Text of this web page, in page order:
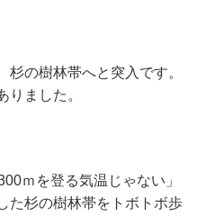
杉の樹林帯へと突入です。
りました。
ｍを登る気温じゃない」
た杉の樹林帯をトボトボ歩